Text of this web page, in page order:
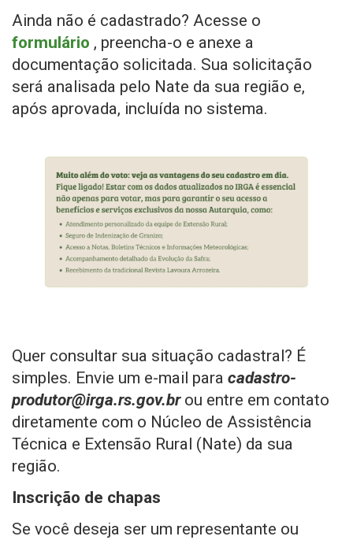
Ainda não é cadastrado? Acesse o
formulário , preencha-o e anexe a
documentação solicitada. Sua solicitação
será analisada pelo Nate da sua região e,
após aprovada, incluída no sistema.
Quer consultar sua situação cadastral? É
simples. Envie um e-mail para cadastro-
produtor@irga.rs.gov.brou entre em contato
diretamente com o Núcleo de Assistência
Técnica e Extensão Rural (Nate) da sua
região.
Inscrição de chapas
Se você deseja ser um representante ou